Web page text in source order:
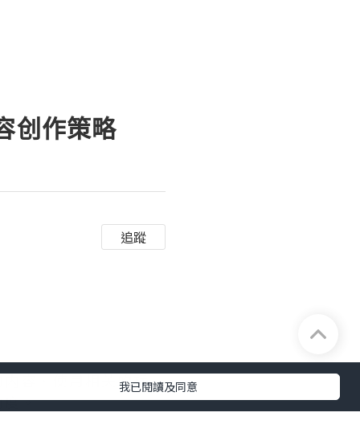
创作策略
追蹤
容、使用相关的标
度。
我已閱讀及同意